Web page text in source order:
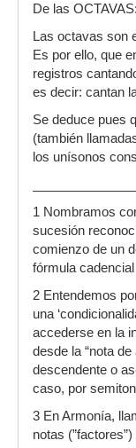
De las OCTAVAS:
Las octavas son
Es por ello, que
registros
es decir: cantan
Se deduce pues
(también
los unísonos
1 Nombramos
sucesión
comienzo de un
fórmula
2 Entendemos
una
accederse en la
desde la “nota
descendente o
caso, por
3 En Armonía,
notas